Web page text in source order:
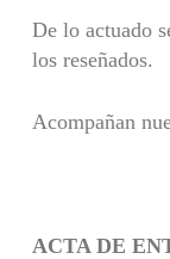
De lo actuado
los reseñados.
Acompañan
ACTA DE